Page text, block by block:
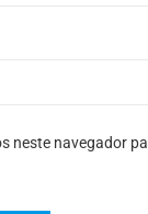
neste navegador